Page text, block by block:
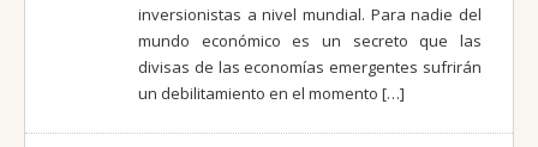
inversionistas a nivel mundial. Para nadie del
mundo económico es un secreto que las
divisas de las economías emergentes sufrirán
un debilitamiento en el momento […]